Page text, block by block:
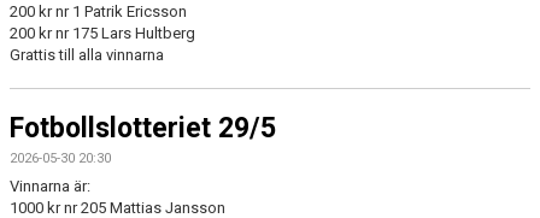
200 kr nr 1 Patrik Ericsson
200 kr nr 175 Lars Hultberg
Grattis till alla vinnarna
Fotbollslotteriet 29/5
2026-05-30 20:30
Vinnarna är:
1000 kr nr 205 Mattias Jansson